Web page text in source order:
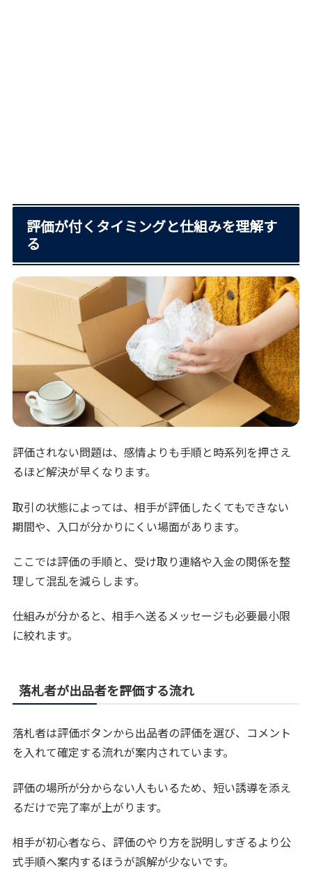
評価が付くタイミングと仕組みを理解す
る
評価されない問題は、感情よりも手順と時系列を押さえ
るほど解決が早くなります。
取引の状態によっては、相手が評価したくてもできない
期間や、入口が分かりにくい場面があります。
ここでは評価の手順と、受け取り連絡や入金の関係を整
理して混乱を減らします。
仕組みが分かると、相手へ送るメッセージも必要最小限
に絞れます。
落札者が出品者を評価する流れ
落札者は評価ボタンから出品者の評価を選び、コメント
を入れて確定する流れが案内されています。
評価の場所が分からない人もいるため、短い誘導を添え
るだけで完了率が上がります。
相手が初心者なら、評価のやり方を説明しすぎるより公
式手順へ案内するほうが誤解が少ないです。